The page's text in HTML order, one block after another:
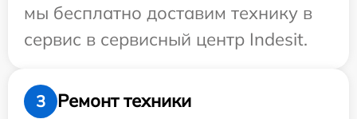
мы бесплатно доставим технику в
сервис в сервисный центр Indesit.
3 Ремонт техники